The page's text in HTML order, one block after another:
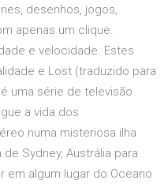
desenhos, jogos,
apenas um clique.
e velocidade. Estes
e Lost (traduzido para
uma série de televisão
a vida dos
numa misteriosa ilha
Sydney, Austrália para
em algum lugar do Oceano